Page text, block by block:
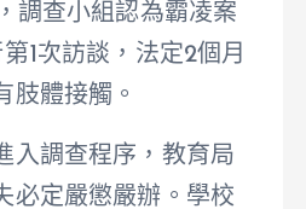
調查小組認為霸凌案
1次訪談，法定2個月
肢體接觸。
入調查程序，教育局
必定嚴懲嚴辦。學校